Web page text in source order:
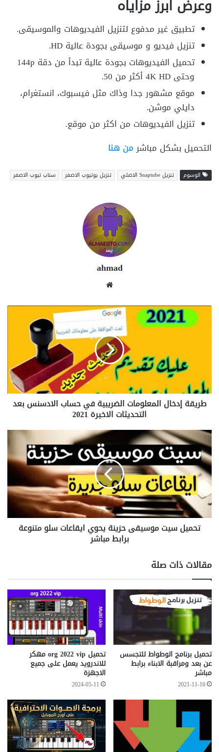
وعرض ابرز مزاياه
تطبيق غير مدفوع لتنزيل الفيديوهات والموسيقى.
تنزيل فيديو و موسيقى بجودة عالية HD.
تحميل الفيديوهات بجودة عالية تبدأ من دقة 144p
وحتى 4K HD أكثر من 50.
موقع مشهور جدا وذاك مثل فيسبوك، انستغرام،
دايلي موشن.
تنزيل الفيديوهات من اكثر من موقع.
التحميل بشكل مباشر من هنا
الوسوم تنزيل Snaptube الاصلي تنزيل يوتيوب الاصفر سناب تيوب الاصفر
ahmad
طريقة
إدخال
المعلومات
الادسنس
بعد
التحديثات
الاخيرة
طريقة إدخال المعلومات الضريبية في حساب الادسنس بعد
التحديثات الاخيرة 2021
تحميل
سيت
موسيقى
حزينة
يحوي
ايقاعات
سلو
متنوعة
برابط
مباشرتحميل سيت موسيقى حزينة يحوي ايقاعات سلو متنوعة
برابط مباشر
مقالات ذات صلة
تحميل برنامج الوطواط للتجسس
عن بعد ومراقبة الابناء برابط
مباشر
2021-11-16
تحميل org 2022 vip مهكر
للاندرويد يعمل على جميع
الاجهزة
2024-05-11